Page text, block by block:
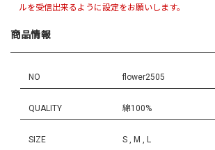
ルを受信出来るように設定をお願いします。
商品情報
NO flower2505
QUALITY 綿100%
SIZE S , M , L